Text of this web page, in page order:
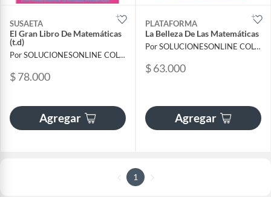
SUSAETA
El Gran Libro De Matemáticas
(t.d)
Por SOLUCIONESONLINE COLOMBIA SAS
$ 78.000
Agregar
PLATAFORMA
La Belleza De Las Matemáticas
Por SOLUCIONESONLINE COLOMBIA SAS
$ 63.000
Agregar
1